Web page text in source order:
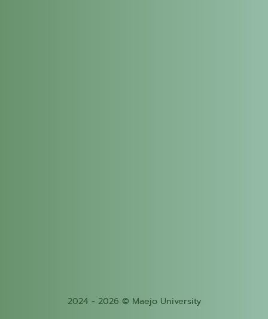
2024 - 2026 © Maejo University